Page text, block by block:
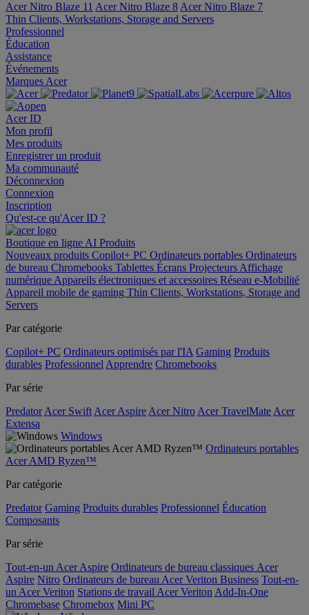
Acer Nitro Blaze 11 Acer Nitro Blaze 8 Acer Nitro Blaze 7
Thin Clients, Workstations, Storage and Servers
Professionnel
Éducation
Assistance
Événements
Marques Acer
Acer ID
Mon profil
Mes produits
Enregistrer un produit
Ma communauté
Déconnexion
Connexion
Inscription
Qu'est-ce qu'Acer ID ?
Boutique en ligne AI Produits
Nouveaux produits Copilot+ PC Ordinateurs portables Ordinateurs
de bureau Chromebooks Tablettes Écrans Projecteurs Affichage
numérique Appareils électroniques et accessoires Réseau e-Mobilité
Appareil mobile de gaming Thin Clients, Workstations, Storage and
Servers
Par catégorie
Copilot+ PC Ordinateurs optimisés par l'IA Gaming Produits
durables Professionnel Apprendre Chromebooks
Par série
Predator Acer Swift Acer Aspire Acer Nitro Acer TravelMate Acer
Extensa
Windows
Ordinateurs portables
Acer AMD Ryzen™
Par catégorie
Predator Gaming Produits durables Professionnel Éducation
Composants
Par série
Tout-en-un Acer Aspire Ordinateurs de bureau classiques Acer
Aspire Nitro Ordinateurs de bureau Acer Veriton Business Tout-en-
un Acer Veriton Stations de travail Acer Veriton Add-In-One
Chromebase Chromebox Mini PC